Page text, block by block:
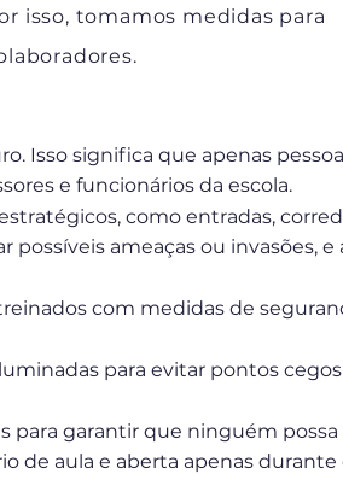
isso, tomamos medidas para
Isso significa que apenas
e funcionários da escola.
como entradas,
ameaças ou invasões, e
com medidas de
para evitar pontos
para garantir que ninguém
de aula e aberta apenas durante